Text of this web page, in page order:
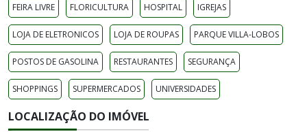
FEIRA LIVRE FLORICULTURA HOSPITAL IGREJAS
LOJA DE ELETRONICOS LOJA DE ROUPAS PARQUE VILLA-LOBOS
POSTOS DE GASOLINA RESTAURANTES SEGURANÇA
SHOPPINGS SUPERMERCADOS UNIVERSIDADES
LOCALIZAÇÃO DO IMÓVEL